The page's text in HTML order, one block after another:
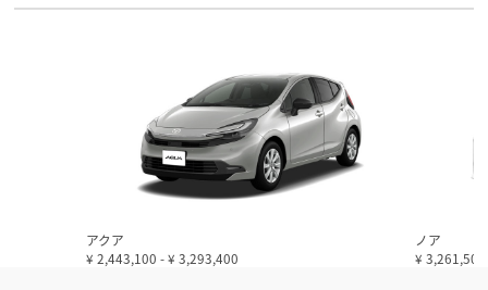
アクア
¥ 2,443,100-¥ 3,293,400
ノア
¥ 3,261,500